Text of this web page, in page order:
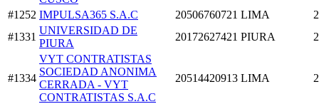
#1252 IMPULSA365 S.A.C 20506760721 LIMA
#1331
UNIVERSIDAD DE
PIURA
20172627421 PIURA
#1334
VYT CONTRATISTAS
SOCIEDAD ANONIMA
CERRADA - VYT
CONTRATISTAS S.A.C
20514420913 LIMA